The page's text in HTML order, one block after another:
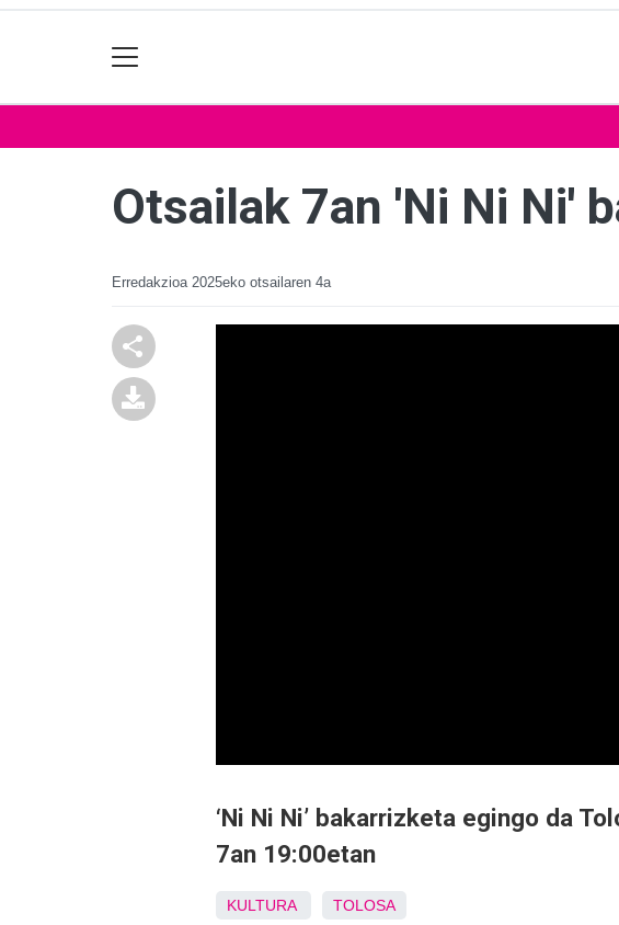
Otsailak 7an 'Ni Ni Ni'
Erredakzioa 2025eko otsailaren 4a
‘Ni Ni Ni’ bakarrizketa egingo da
7an 19:00etan
KULTURA TOLOSA